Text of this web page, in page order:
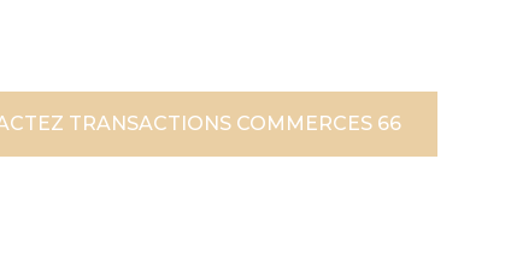
TRANSACTIONS COMMERCES 66